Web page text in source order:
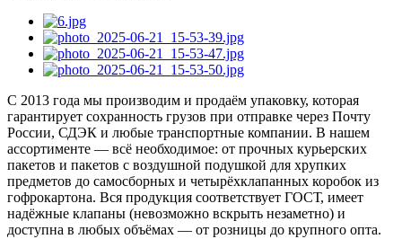
С 2013 года мы производим и продаём упаковку, которая
гарантирует сохранность грузов при отправке через Почту
России, СДЭК и любые транспортные компании. В нашем
ассортименте — всё необходимое: от прочных курьерских
пакетов и пакетов с воздушной подушкой для хрупких
предметов до самосборных и четырёхклапанных коробок из
гофрокартона. Вся продукция соответствует ГОСТ, имеет
надёжные клапаны (невозможно вскрыть незаметно) и
доступна в любых объёмах — от розницы до крупного опта.